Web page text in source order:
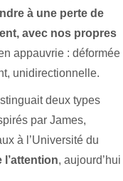
à une perte de
avec nos propres
appauvrie : déformée
unidirectionnelle.
deux types
par James,
à l’Université du
, aujourd’hui